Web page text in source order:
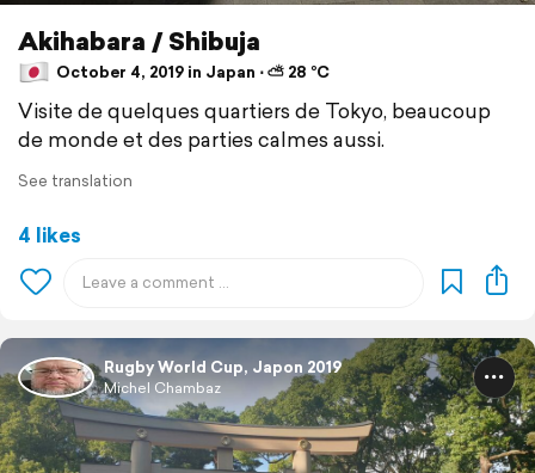
Akihabara / Shibuja
October 4, 2019 in Japan ⋅ ⛅ 28 °C
Visite de quelques quartiers de Tokyo, beaucoup
de monde et des parties calmes aussi.
See translation
4 likes
Rugby World Cup, Japon 2019
Michel Chambaz